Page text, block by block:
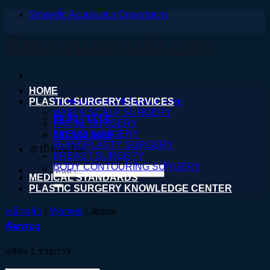
ข้าม
Strategic Acquisition Opportunity
nareeratsale936@gmail.com
08:00 - 17:00
061 590 6036
@104wwihb
ค้นหา:
HOME
PLASTIC SURGERY SERVICES
HAIR & SCALP SURGERY
FACIAL SURGERY
EYELID SURGERY
RHINOPLASTY SURGERY
BREAST SURGERY
BODY CONTOURING SURGERY
MEDICAL STANDARDS
PLASTIC SURGERY KNOWLEDGE CENTER
หน้าหลัก / Women / Jeans
คัดกรอง
แสดง 1 รายการ